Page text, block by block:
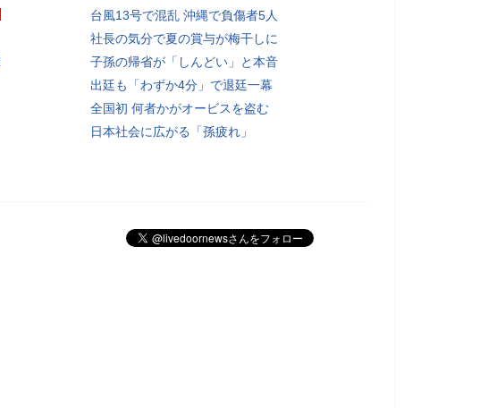
台風13号で混乱 沖縄で負傷者5人
社長の気分で夏の賞与が梅干しに
子孫の帰省が「しんどい」と本音
出廷も「わずか4分」で退廷一幕
全国初 何者かがオービスを盗む
日本社会に広がる「孫疲れ」